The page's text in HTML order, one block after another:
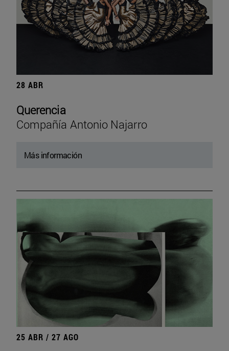
28 ABR
Querencia
Compañía Antonio Najarro
Más información
25 ABR / 27 AGO